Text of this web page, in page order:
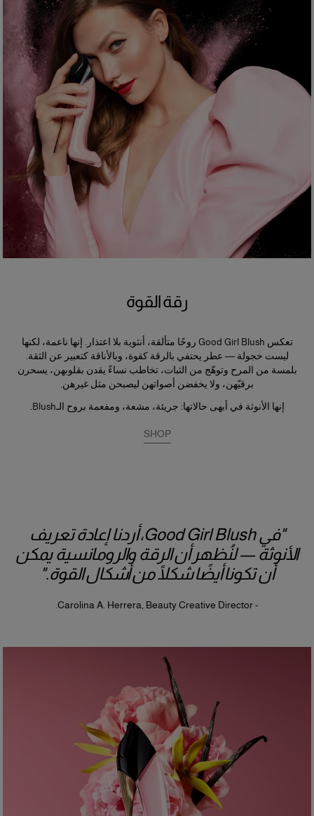
رقة القوة
تعكس Good Girl Blush روحًا متألقة، أنثوية بلا اعتذار. إنها ناعمة، لكنها
ليست خجولة — عطر يحتفي بالرقة كقوة، وبالأناقة كتعبير عن الثقة.
بلمسة من المرح وتوهّج من الثبات، تخاطب نساءً يقدن بقلوبهن، يسحرن
برقيّهن، ولا يخفضن أصواتهن ليصبحن مثل غيرهن.
إنها الأنوثة في أبهى حالاتها: جريئة، مشعة، ومفعمة بروح الـBlush.
SHOP
"في Good Girl Blush، أردنا إعادة تعريف
الأنوثة — لنُظهر أن الرقة والرومانسية يمكن
أن تكونا أيضًا شكلًا من أشكال القوة."
- Carolina A. Herrera, Beauty Creative Director.